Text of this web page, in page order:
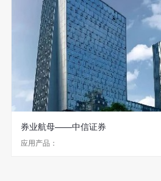
券业航母——中信证券
应用产品：